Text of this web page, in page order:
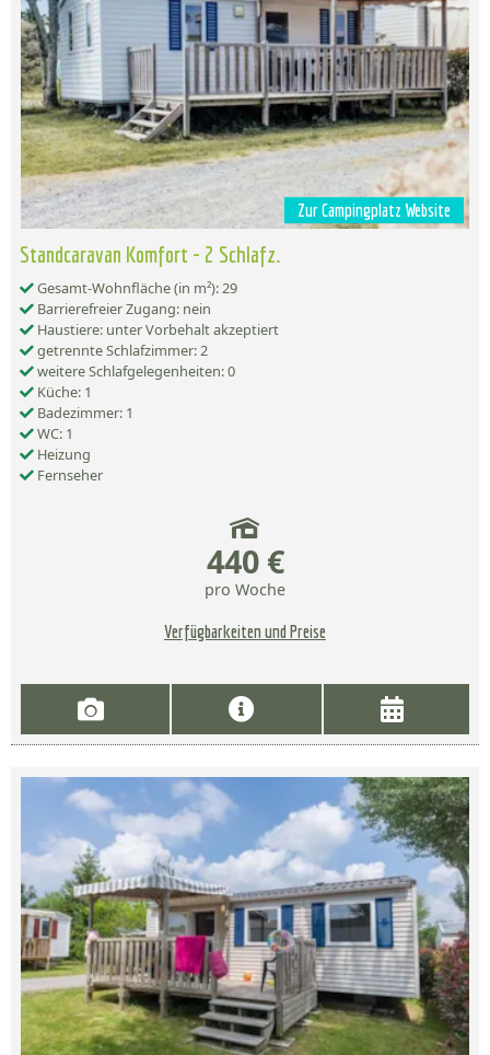
Zur Campingplatz Website
Standcaravan Komfort - 2 Schlafz.
Gesamt-Wohnfläche (in m²): 29
Barrierefreier Zugang: nein
Haustiere: unter Vorbehalt akzeptiert
getrennte Schlafzimmer: 2
weitere Schlafgelegenheiten: 0
Küche: 1
Badezimmer: 1
WC: 1
Heizung
Fernseher
440 €
pro Woche
Verfügbarkeiten und Preise